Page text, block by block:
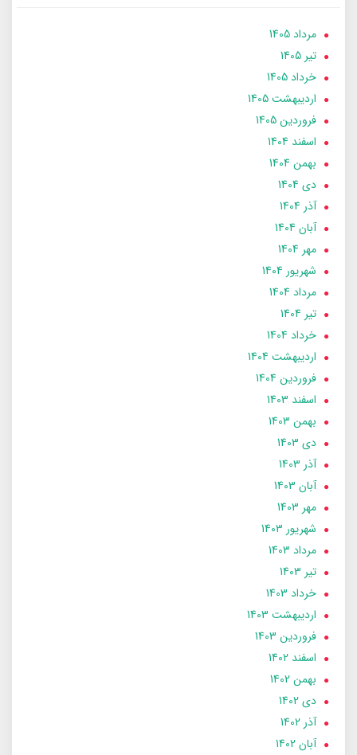
مرداد 1405
تير 1405
خرداد 1405
ارديبهشت 1405
فروردین 1405
اسفند 1404
بهمن 1404
دی 1404
آذر 1404
آبان 1404
مهر 1404
شهریور 1404
مرداد 1404
تير 1404
خرداد 1404
ارديبهشت 1404
فروردین 1404
اسفند 1403
بهمن 1403
دی 1403
آذر 1403
آبان 1403
مهر 1403
شهریور 1403
مرداد 1403
تير 1403
خرداد 1403
ارديبهشت 1403
فروردین 1403
اسفند 1402
بهمن 1402
دی 1402
آذر 1402
آبان 1402